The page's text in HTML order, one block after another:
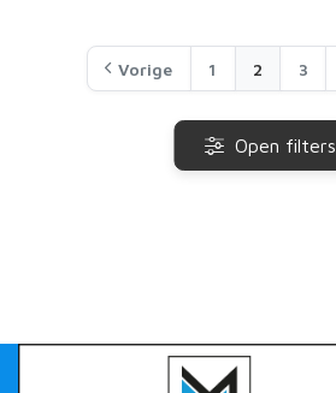
Vorige 1 2 3
Open filters